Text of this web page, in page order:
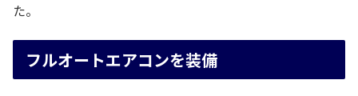
た。
フルオートエアコンを装備